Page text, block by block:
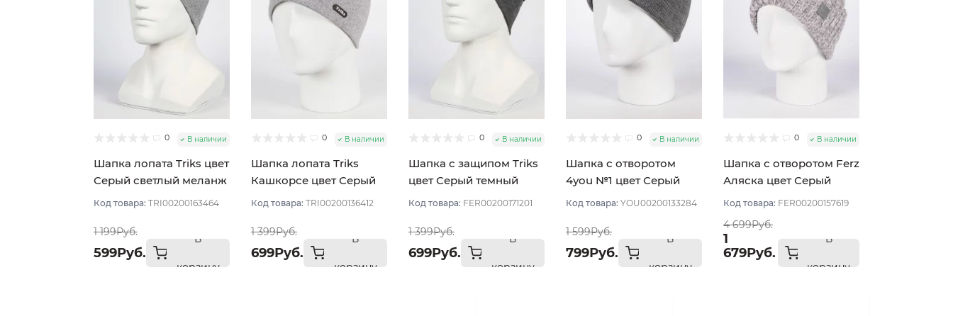
0 В наличии
Шапка лопата Triks цвет
Серый светлый меланж
Код товара: TRI00200163464
1 199Руб.
599Руб.
В
корзину
0 В наличии
Шапка лопата Triks
Кашкорсе цвет Серый
св мел
Код товара: TRI00200136412
1 399Руб.
699Руб.
В
корзину
0 В наличии
Шапка с защипом Triks
цвет Серый темный
меланж
Код товара: FER00200171201
1 399Руб.
699Руб.
В
корзину
0 В наличии
Шапка с отворотом
4you №1 цвет Серый
меланж
Код товара: YOU00200133284
1 599Руб.
799Руб.
В
корзину
0 В наличии
Шапка с отворотом Ferz
Аляска цвет Серый
светлый
Код товара: FER00200157619
4 699Руб.
1
679Руб.
В
корзину